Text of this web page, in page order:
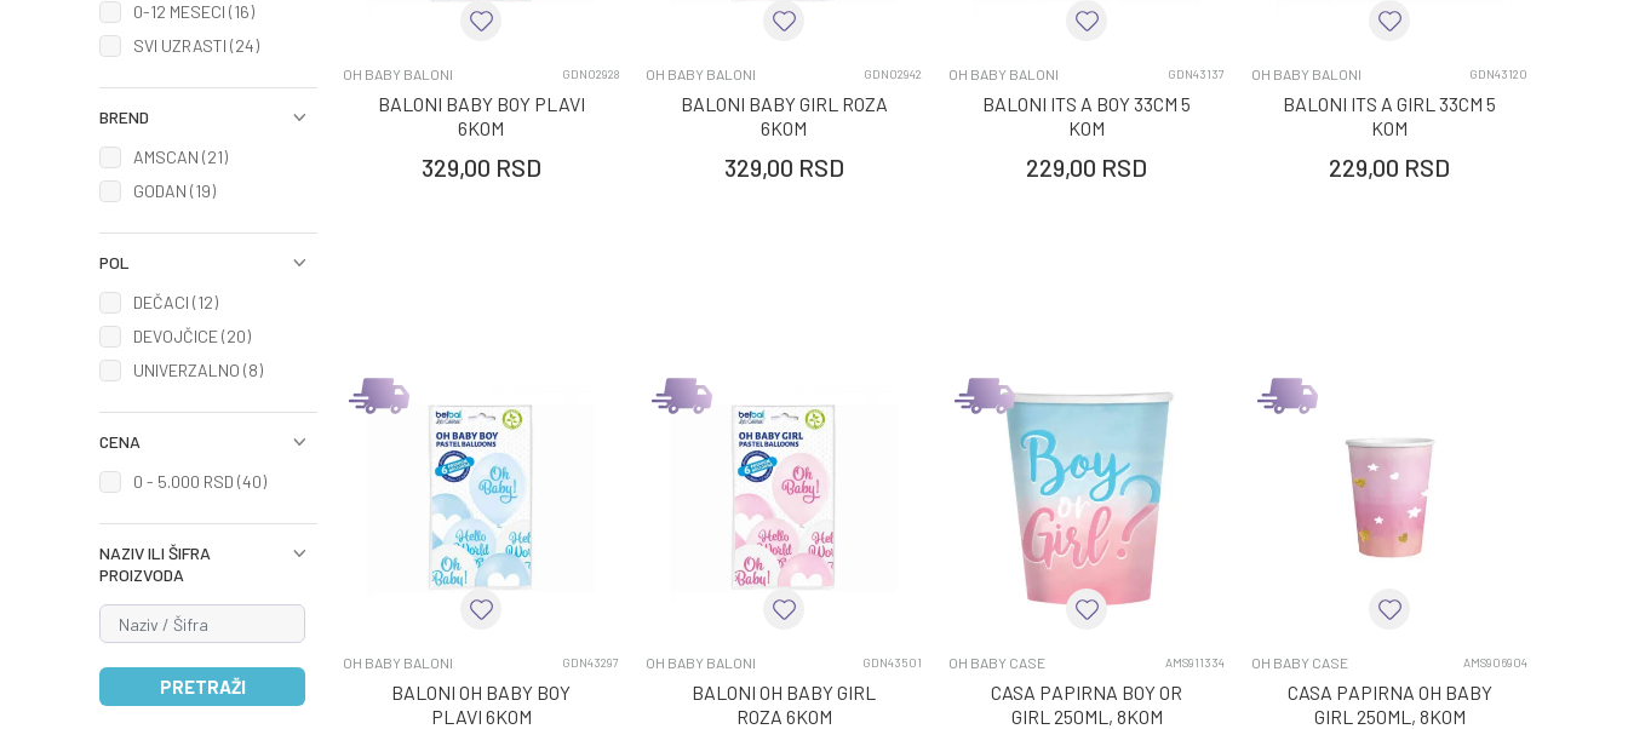
0-12 MESECI (16)
SVI UZRASTI (24)
BREND
AMSCAN (21)
GODAN (19)
POL
DEČACI (12)
DEVOJČICE (20)
UNIVERZALNO (8)
CENA
0 - 5.000 RSD (40)
NAZIV ILI ŠIFRA
PROIZVODA
PRETRAŽI
OH BABY BALONI GDN02928
BALONI BABY BOY PLAVI
6KOM
329,00 RSD
OH BABY BALONI GDN02942
BALONI BABY GIRL ROZA
6KOM
329,00 RSD
OH BABY BALONI GDN43137
BALONI ITS A BOY 33CM 5
KOM
229,00 RSD
OH BABY BALONI GDN43120
BALONI ITS A GIRL 33CM 5
KOM
229,00 RSD
OH BABY BALONI GDN43297
BALONI OH BABY BOY
PLAVI 6KOM
OH BABY BALONI GDN43501
BALONI OH BABY GIRL
ROZA 6KOM
OH BABY CASE AMS911334
CASA PAPIRNA BOY OR
GIRL 250ML, 8KOM
OH BABY CASE AMS906904
CASA PAPIRNA OH BABY
GIRL 250ML, 8KOM